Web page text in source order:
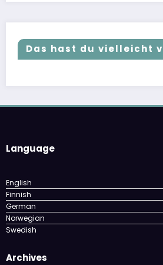
Das hast du vielleicht
Language
English
Finnish
German
Norwegian
Swedish
Archives